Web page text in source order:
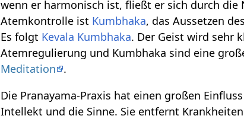
wenn er harmonisch ist, fließt er sich durch die
Atemkontrolle ist Kumbhaka, das Aussetzen
Es folgt Kevala Kumbhaka. Der Geist wird sehr
Atemregulierung und Kumbhaka sind eine
Meditation
.
Die Pranayama-Praxis hat einen großen
Intellekt und die Sinne. Sie entfernt